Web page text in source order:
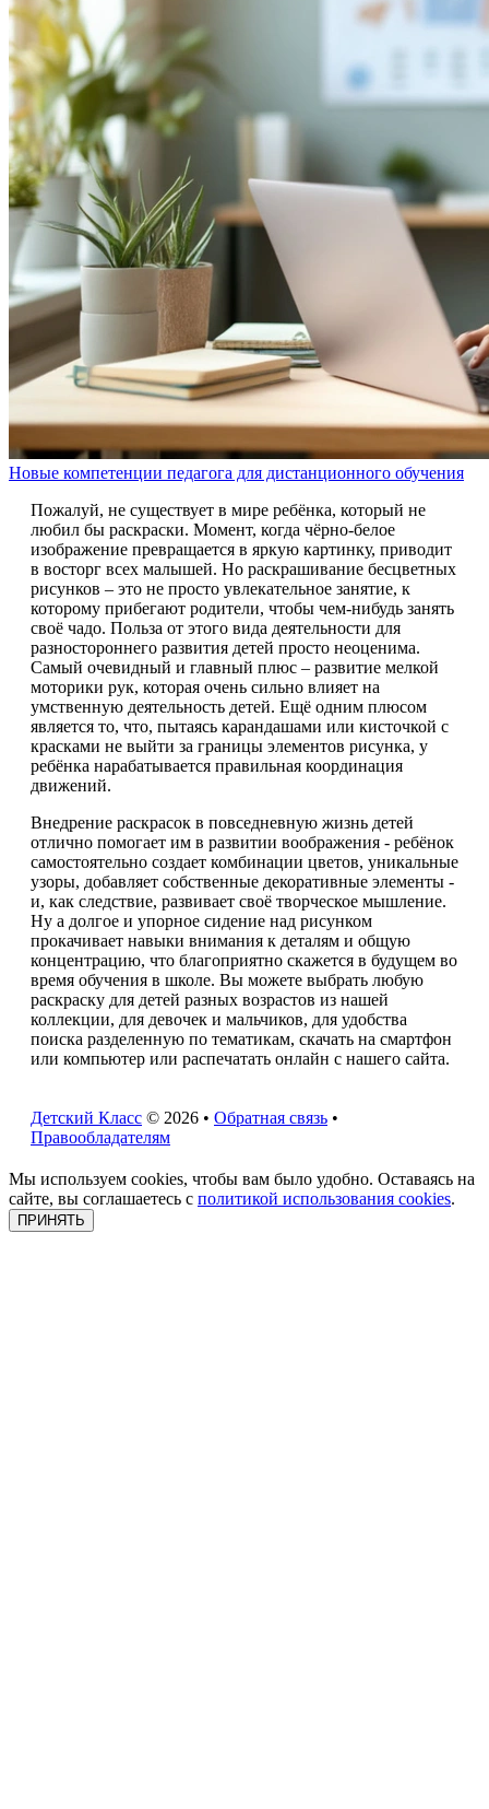
Новые компетенции педагога для дистанционного обучения
Пожалуй, не существует в мире ребёнка, который не
любил бы раскраски. Момент, когда чёрно-белое
изображение превращается в яркую картинку, приводит
в восторг всех малышей. Но раскрашивание бесцветных
рисунков – это не просто увлекательное занятие, к
которому прибегают родители, чтобы чем-нибудь занять
своё чадо. Польза от этого вида деятельности для
разностороннего развития детей просто неоценима.
Самый очевидный и главный плюс – развитие мелкой
моторики рук, которая очень сильно влияет на
умственную деятельность детей. Ещё одним плюсом
является то, что, пытаясь карандашами или кисточкой с
красками не выйти за границы элементов рисунка, у
ребёнка нарабатывается правильная координация
движений.
Внедрение раскрасок в повседневную жизнь детей
отлично помогает им в развитии воображения - ребёнок
самостоятельно создает комбинации цветов, уникальные
узоры, добавляет собственные декоративные элементы -
и, как следствие, развивает своё творческое мышление.
Ну а долгое и упорное сидение над рисунком
прокачивает навыки внимания к деталям и общую
концентрацию, что благоприятно скажется в будущем во
время обучения в школе. Вы можете выбрать любую
раскраску для детей разных возрастов из нашей
коллекции, для девочек и мальчиков, для удобства
поиска разделенную по тематикам, скачать на смартфон
или компьютер или распечатать онлайн с нашего сайта.
Детский Класс © 2026 • Обратная связь •
Правообладателям
Мы используем cookies, чтобы вам было удобно. Оставаясь на
сайте, вы соглашаетесь с политикой использования cookies.
ПРИНЯТЬ